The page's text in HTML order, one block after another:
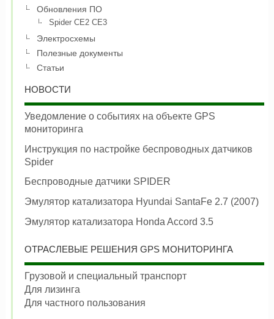
Обновления ПО
Spider CE2 CE3
Электросхемы
Полезные документы
Статьи
НОВОСТИ
Уведомление о событиях на объекте GPS
мониторинга
Инструкция по настройке беспроводных датчиков
Spider
Беспроводные датчики SPIDER
Эмулятор катализатора Hyundai SantaFe 2.7 (2007)
Эмулятор катализатора Honda Accord 3.5
ОТРАСЛЕВЫЕ РЕШЕНИЯ GPS МОНИТОРИНГА
Грузовой и специальный транспорт
Для лизинга
Для частного пользования